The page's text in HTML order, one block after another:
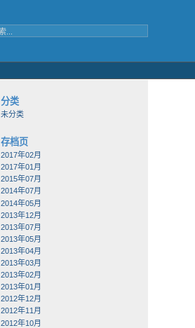
分类
未分类
存档页
2017年02月
2017年01月
2015年07月
2014年07月
2014年05月
2013年12月
2013年07月
2013年05月
2013年04月
2013年03月
2013年02月
2013年01月
2012年12月
2012年11月
2012年10月